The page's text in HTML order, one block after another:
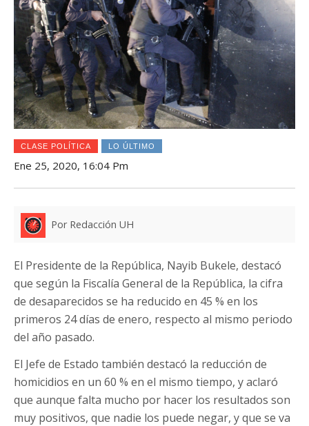
CLASE POLÍTICA LO ÚLTIMO
Ene 25, 2020, 16:04 Pm
Por Redacción UH
El Presidente de la República, Nayib Bukele, destacó
que según la Fiscalía General de la República, la cifra
de desaparecidos se ha reducido en 45 % en los
primeros 24 días de enero, respecto al mismo periodo
del año pasado.
El Jefe de Estado también destacó la reducción de
homicidios en un 60 % en el mismo tiempo, y aclaró
que aunque falta mucho por hacer los resultados son
muy positivos, que nadie los puede negar, y que se va